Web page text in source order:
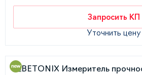
Запросить КП
Уточнить цену